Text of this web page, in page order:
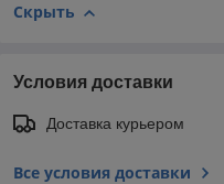
Скрыть
Условия доставки
Доставка курьером
Все условия доставки